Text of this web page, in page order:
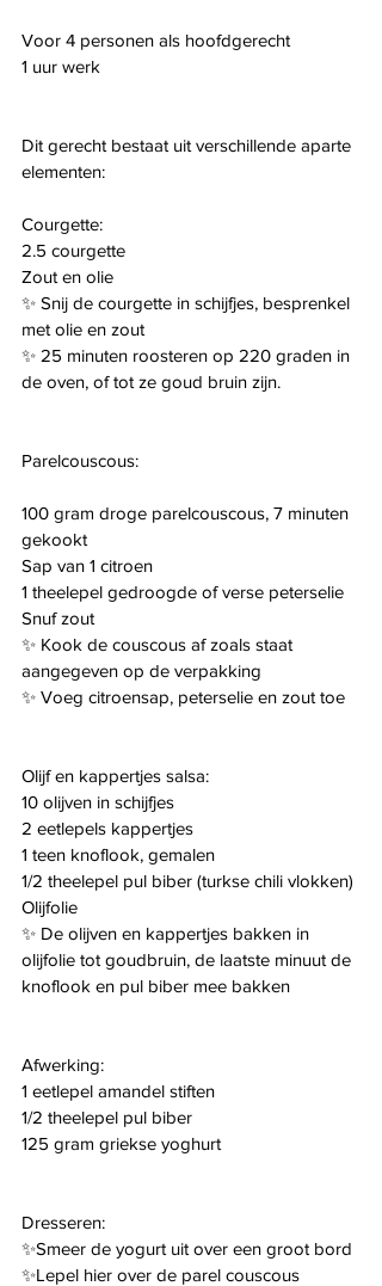
Voor 4 personen als hoofdgerecht
1 uur werk
Dit gerecht bestaat uit verschillende aparte
elementen:
Courgette:
2.5 courgette
Zout en olie
✨ Snij de courgette in schijfjes, besprenkel
met olie en zout
✨ 25 minuten roosteren op 220 graden in
de oven, of tot ze goud bruin zijn.
Parelcouscous:
100 gram droge parelcouscous, 7 minuten
gekookt
Sap van 1 citroen
1 theelepel gedroogde of verse peterselie
Snuf zout
✨ Kook de couscous af zoals staat
aangegeven op de verpakking
✨ Voeg citroensap, peterselie en zout toe
Olijf en kappertjes salsa:
10 olijven in schijfjes
2 eetlepels kappertjes
1 teen knoflook, gemalen
1/2 theelepel pul biber (turkse chili vlokken)
Olijfolie
✨ De olijven en kappertjes bakken in
olijfolie tot goudbruin, de laatste minuut de
knoflook en pul biber mee bakken
Afwerking:
1 eetlepel amandel stiften
1/2 theelepel pul biber
125 gram griekse yoghurt
Dresseren:
✨Smeer de yogurt uit over een groot bord
✨Lepel hier over de parel couscous